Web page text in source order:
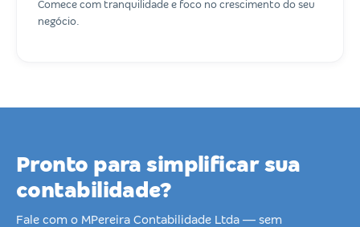
Comece com tranquilidade e foco no crescimento do seu
negócio.
Pronto para simplificar sua
contabilidade?
Fale com o MPereira Contabilidade Ltda — sem